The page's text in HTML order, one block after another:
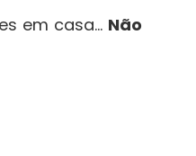
em casa... Não